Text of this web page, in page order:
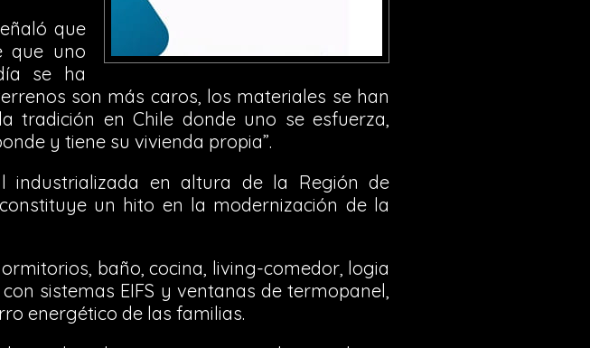
que
que uno
se ha
son más caros, los materiales se han
tradición en Chile donde uno se esfuerza,
y tiene su vivienda propia”.
industrializada en altura de la Región de
un hito en la modernización de la
baño, cocina, living-comedor, logia
sistemas EIFS y ventanas de termopanel,
energético de las familias.